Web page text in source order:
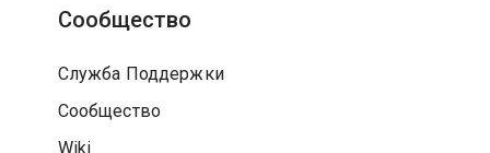
Сообщество
Служба Поддержки
Сообщество
Wiki